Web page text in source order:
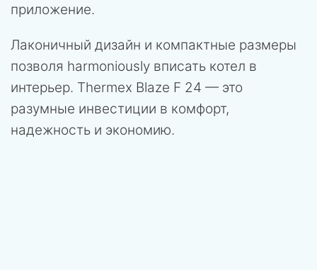
приложение.
Лаконичный дизайн и компактные размеры
позволя harmoniously вписать котел в
интерьер. Thermex Blaze F 24 — это
разумные инвестиции в комфорт,
надежность и экономию.